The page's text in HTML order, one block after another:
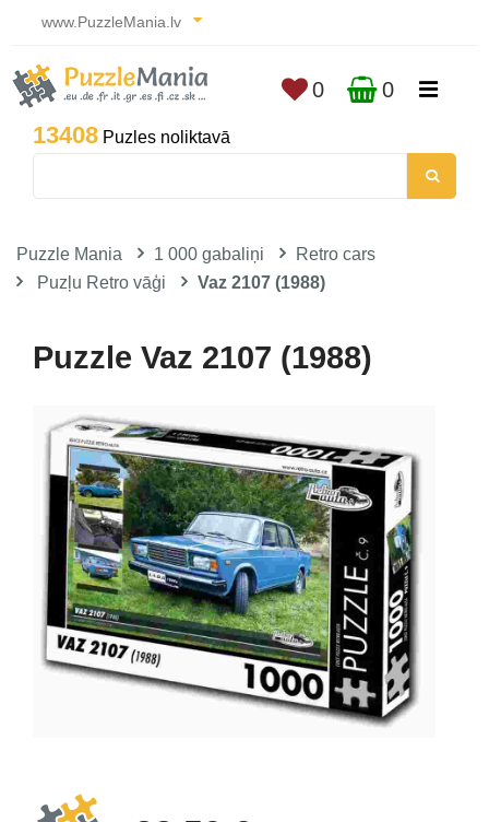
www.PuzzleMania.lv
13408 Puzles noliktavā
0 0
Puzzle Mania 1 000 gabaliņi
Retro cars
Puzļu Retro vāģi
Vaz 2107 (1988)
Puzzle Vaz 2107 (1988)